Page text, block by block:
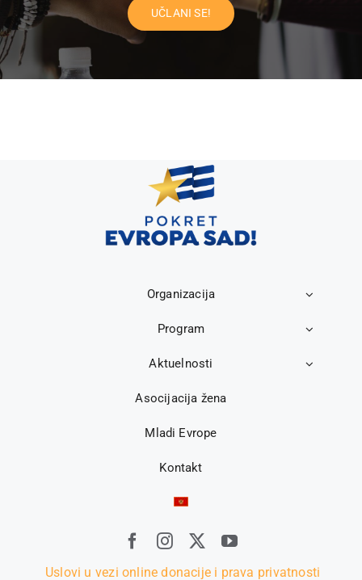
UČLANI SE!
Organizacija
Program
Aktuelnosti
Asocijacija žena
Mladi Evrope
Kontakt
Uslovi u vezi online donacije i prava privatnosti